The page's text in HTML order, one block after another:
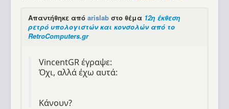
Απαντήθηκε από arislab στο θέμα 12η έκθεση
ρετρό υπολογιστών και κονσολών από το
RetroComputers.gr
VincentGR έγραψε:
Όχι, αλλά έχω αυτά:
Κάνουν?